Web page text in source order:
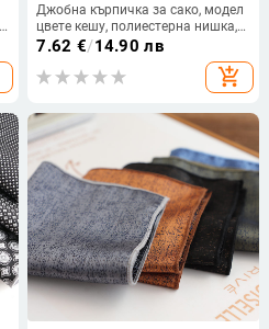
Джобна кърпичка за сако, модел
цвете кешу, полиестерна нишка,
принтована, стил за свободното
7.62 €/14.90 лв
add_shopping_cart